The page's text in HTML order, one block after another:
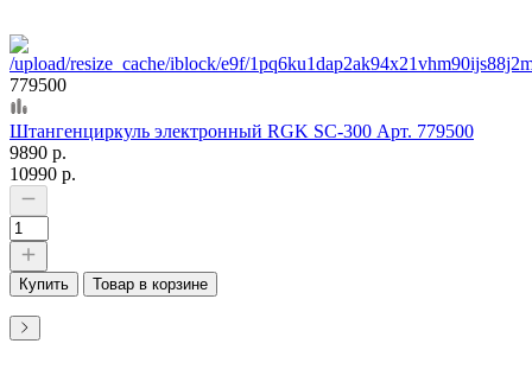
779500
Штангенциркуль электронный RGK SC-300 Арт. 779500
9890 р.
10990 р.
Купить Товар в корзине